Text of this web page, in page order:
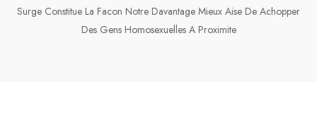
Surge Constitue La Facon Notre Davantage Mieux Aise De Achopper
Des Gens Homosexuelles A Proximite